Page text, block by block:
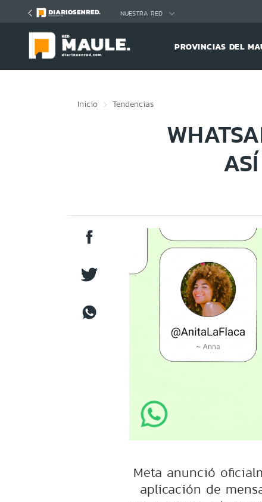
NUESTRA RED
PROVINCIAS DEL
Inicio Tendencias
Meta anunció
aplicación de